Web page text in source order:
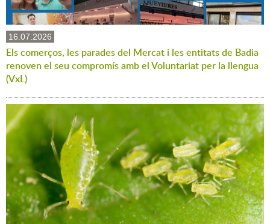
16.07.2026
Els comerços, les parades del Mercat i les entitats de Badia
renoven el seu compromís amb el Voluntariat per la llengua
(VxL)